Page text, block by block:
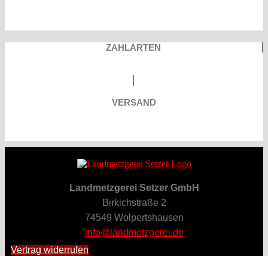
ZAHLARTEN
VERSAND
Landmetzgerei Setzer GmbH
Birkichstraße 2
74549 Wolpertshausen
info@landmetzgerei.de
Vertrag widerrufen